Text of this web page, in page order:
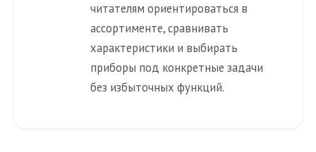
читателям ориентироваться в
ассортименте, сравнивать
характеристики и выбирать
приборы под конкретные задачи
без избыточных функций.